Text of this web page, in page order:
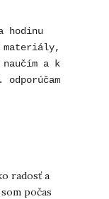
hodinu
a k
radosť a
počas